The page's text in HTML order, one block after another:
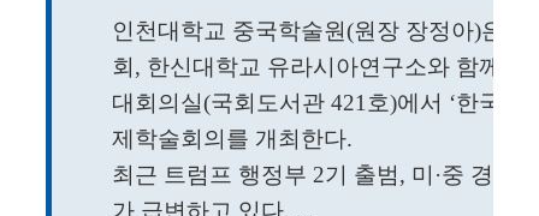
인천대학교 중국학술원(원장 장정아)은
회, 한신대학교 유라시아연구소와 함께
대회의실(국회도서관 421호)에서 ‘한국
제학술회의를 개최한다.
최근 트럼프 행정부 2기 출범, 미·중 경쟁
가 급변하고 있다. ...